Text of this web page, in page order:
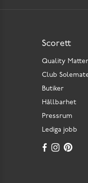
Scorett
Quality
Club
Butiker
Hållbarhet
Pressrum
Lediga jobb